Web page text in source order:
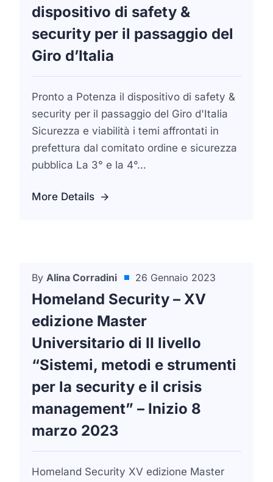
dispositivo di safety &
security per il passaggio del
Giro d’Italia
Pronto a Potenza il dispositivo di safety &
security per il passaggio del Giro d'Italia
Sicurezza e viabilità i temi affrontati in
prefettura dal comitato ordine e sicurezza
pubblica La 3° e la 4°...
More Details
By Alina Corradini 26 Gennaio 2023
Homeland Security – XV
edizione Master
Universitario di II livello
“Sistemi, metodi e strumenti
per la security e il crisis
management” – Inizio 8
marzo 2023
Homeland Security XV edizione Master